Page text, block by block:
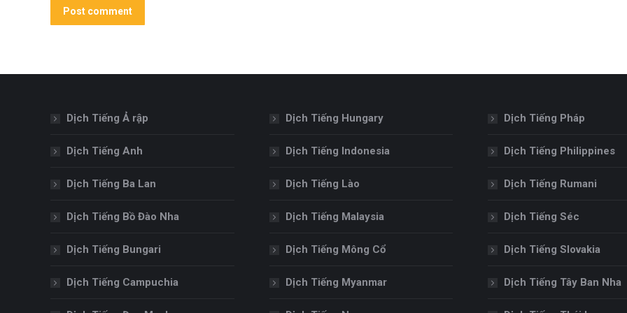
Post comment
Dịch Tiếng Ả rập
Dịch Tiếng Anh
Dịch Tiếng Ba Lan
Dịch Tiếng Bồ Đào Nha
Dịch Tiếng Bungari
Dịch Tiếng Campuchia
Dịch Tiếng Hungary
Dịch Tiếng Indonesia
Dịch Tiếng Lào
Dịch Tiếng Malaysia
Dịch Tiếng Mông Cổ
Dịch Tiếng Myanmar
Dịch Tiếng Pháp
Dịch Tiếng Philippines
Dịch Tiếng Rumani
Dịch Tiếng Séc
Dịch Tiếng Slovakia
Dịch Tiếng Tây Ban Nha